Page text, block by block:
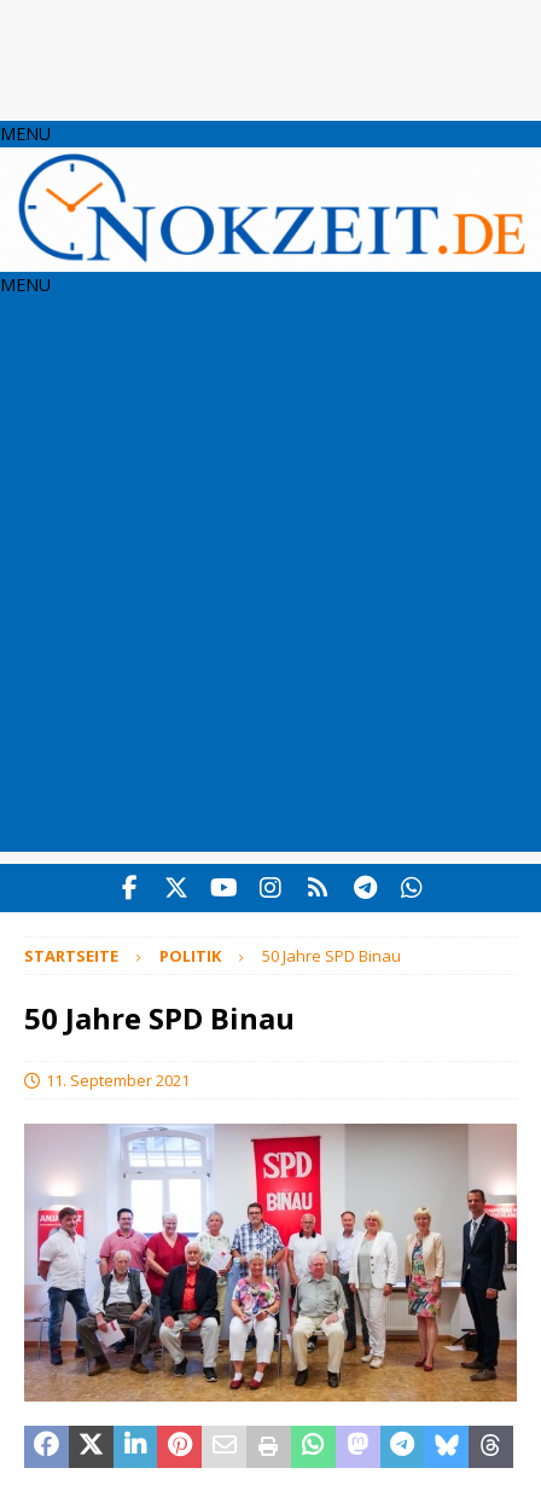
MENU
MENU
STARTSEITE POLITIK 50 Jahre SPD Binau
50 Jahre SPD Binau
11. September 2021